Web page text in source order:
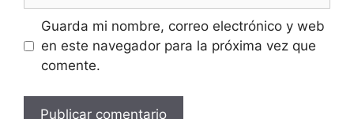
Guarda mi nombre, correo electrónico y web
en este navegador para la próxima vez que
comente.